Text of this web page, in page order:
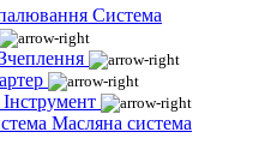
Система
Інструмент
Масляна система